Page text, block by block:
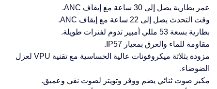
عمر بطارية يصل إلى 30 ساعة مع إيقاف ANC.
وقت التحدث يصل إلى 22 ساعة مع إيقاف ANC.
بطارية بسعة 53 مللي أمبير تدوم لفترات طويلة.
مقاومة للماء والعرق بمعيار IP57.
مزودة بثلاثة ميكروفونات عالية الحساسية مع تقنية VPU لعزل
الضوضاء.
مكبر صوت ثنائي يضم ووفر وتويتر لصوت نقي وعميق.